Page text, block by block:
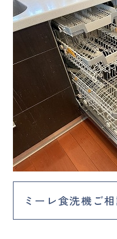
ミーレ食洗機ご